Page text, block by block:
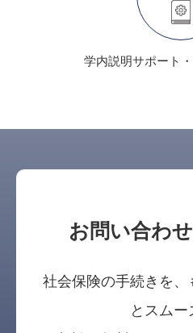
学内説明サポート
お問い合わ
社会保険の手続きを
とスムー